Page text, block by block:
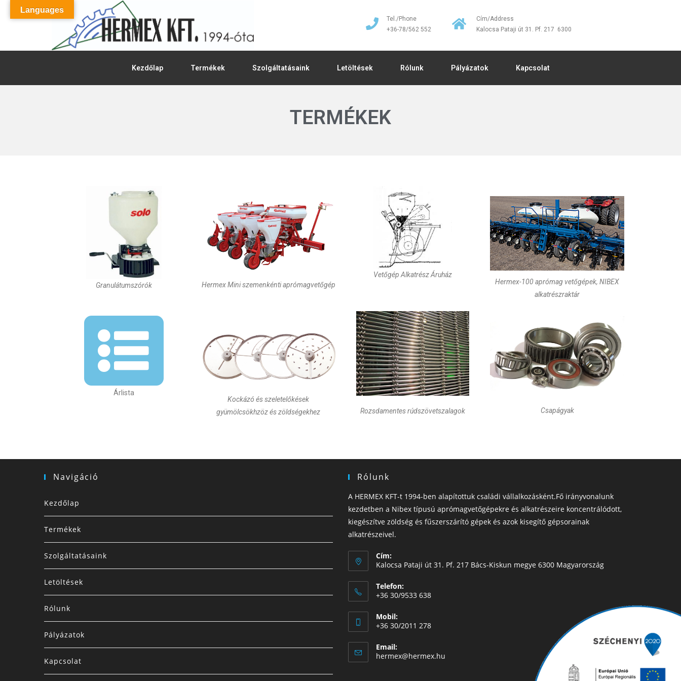
Tel./Phone
+36-78/562 552
Cím/Address
Kalocsa Pataji út 31. Pf. 217 6300
Kezdőlap Termékek Szolgáltatásaink Letöltések Rólunk Pályázatok Kapcsolat
TERMÉKEK
Granulátumszórók Hermex Mini szemenkénti aprómagvetőgép
Vetőgép Alkatrész Áruház
Hermex-100 aprómag vetőgépek, NIBEX
alkatrészraktár
Árlista
Kockázó és szeletelőkések
gyümölcsökhzöz és zöldségekhez
Rozsdamentes rúdszövetszalagok Csapágyak
Navigáció
Kezdőlap
Termékek
Szolgáltatásaink
Letöltések
Rólunk
Pályázatok
Kapcsolat
Rólunk
A HERMEX KFT-t 1994-ben alapítottuk családi vállalkozásként.Fő irányvonalunk
kezdetben a Nibex típusú aprómagvetőgépekre és alkatrészeire koncentrálódott,
kiegészítve zöldség és fűszerszárító gépek és azok kisegítő gépsorainak
alkatrészeivel.
Cím:
Kalocsa Pataji út 31. Pf. 217 Bács-Kiskun megye 6300 Magyarország
Telefon:
+36 30/9533 638
Mobil:
+36 30/2011 278
Email:
hermex@hermex.hu
Languages